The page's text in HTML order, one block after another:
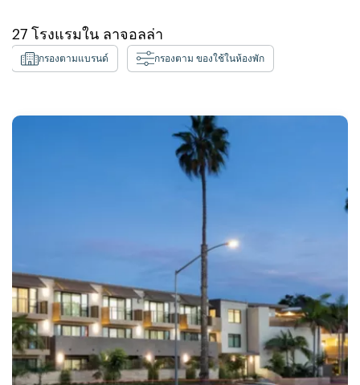
27 โรงแรมใน ลาจอลล่า
กรองตามแบรนด์ กรองตาม ของใช้ในห้องพัก